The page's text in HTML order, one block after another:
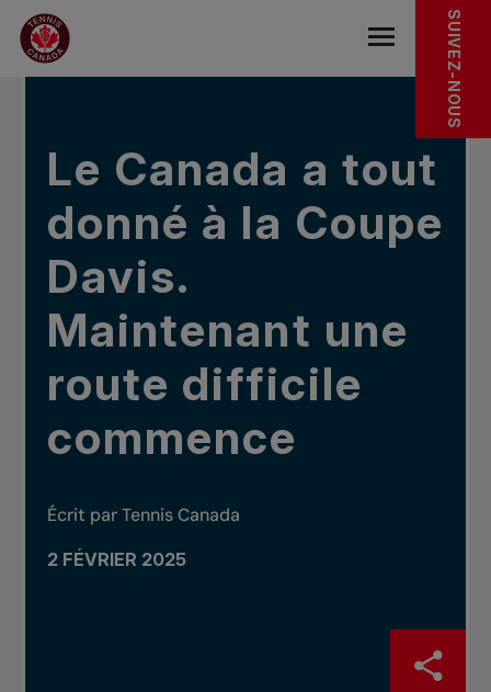
Sauter au menu principal
Sauter au contenu principal
Sauter au pied de page
DANS LES NOUVELLES SUIVEZ-NOUS
Le Canada a tout
donné à la Coupe
Davis.
Maintenant une
route difficile
commence
Écrit par Tennis Canada
2 FÉVRIER 2025